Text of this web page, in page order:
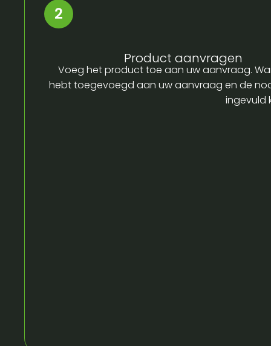
Product aanvragen
Voeg het product toe aan uw aanvraag.
hebt toegevoegd aan uw aanvraag en de
ingevuld